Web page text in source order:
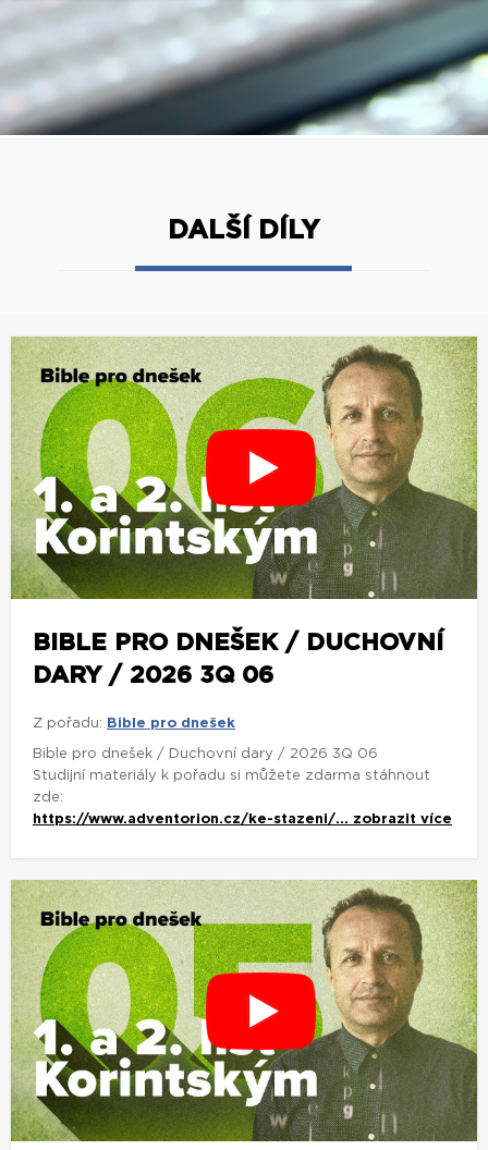
DALŠÍ DÍLY
BIBLE PRO DNEŠEK / DUCHOVNÍ
DARY / 2026 3Q 06
Z pořadu: Bible pro dnešek
Bible pro dnešek / Duchovní dary / 2026 3Q 06
Studijní materiály k pořadu si můžete zdarma stáhnout
zde:
https://www.adventorion.cz/ke-stazeni/... zobrazit více